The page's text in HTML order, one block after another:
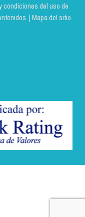
condiciones del uso de
| Mapa del sitio.